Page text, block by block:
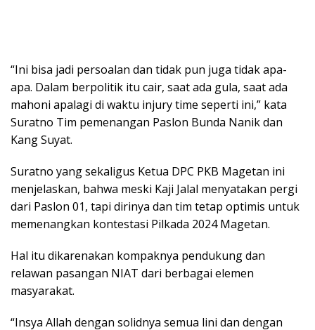
“Ini bisa jadi persoalan dan tidak pun juga tidak apa-
apa. Dalam berpolitik itu cair, saat ada gula, saat ada
mahoni apalagi di waktu injury time seperti ini,” kata
Suratno Tim pemenangan Paslon Bunda Nanik dan
Kang Suyat.
Suratno yang sekaligus Ketua DPC PKB Magetan ini
menjelaskan, bahwa meski Kaji Jalal menyatakan pergi
dari Paslon 01, tapi dirinya dan tim tetap optimis untuk
memenangkan kontestasi Pilkada 2024 Magetan.
Hal itu dikarenakan kompaknya pendukung dan
relawan pasangan NIAT dari berbagai elemen
masyarakat.
“Insya Allah dengan solidnya semua lini dan dengan